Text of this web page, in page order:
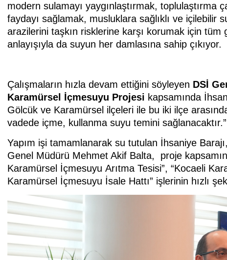
modern sulamayı yaygınlaştırmak, toplulaştırma
faydayı sağlamak, musluklara sağlıklı ve içilebilir
arazilerini taşkın risklerine karşı korumak için
anlayışıyla da suyun her damlasına sahip çıkıyor.
Çalışmaların hızla devam ettiğini söyleyen DSİ
Karamürsel İçmesuyu Projesi kapsamında
Gölcük ve Karamürsel ilçeleri ile bu iki ilçe
vadede içme, kullanma suyu temini
Yapım işi tamamlanarak su tutulan İhsaniye
Genel Müdürü Mehmet Akif Balta, proje
Karamürsel İçmesuyu Arıtma Tesisi”, “Kocaeli
Karamürsel İçmesuyu İsale Hattı” işlerinin hızlı